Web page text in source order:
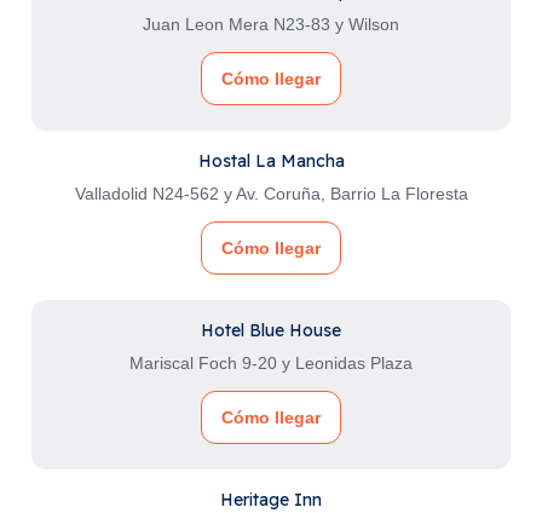
Juan Leon Mera N23-83 y Wilson
Cómo llegar
Hostal La Mancha
Valladolid N24-562 y Av. Coruña, Barrio La Floresta
Cómo llegar
Hotel Blue House
Mariscal Foch 9-20 y Leonidas Plaza
Cómo llegar
Heritage Inn